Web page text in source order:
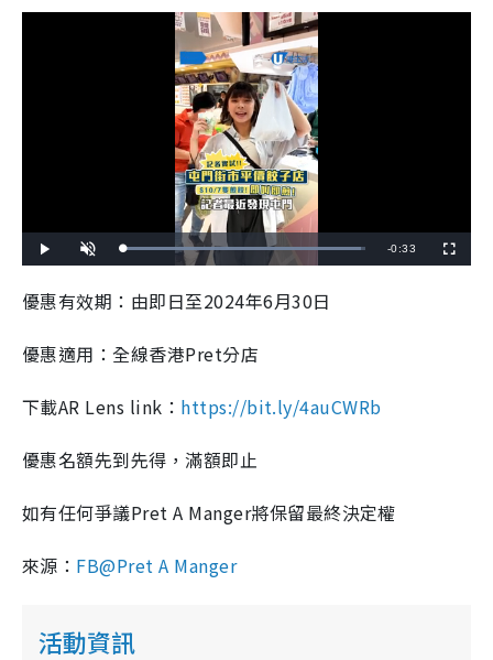
l
n
t
e
L
o
e
d
.
1
R
g
-0:33
u
優惠有效期：由即日至2024年6月30日
優惠適用：全線香港Pret分店
下載AR Lens link： https://bit.ly/4auCWRb
優惠名額先到先得，滿額即止
如有任何爭議Pret A Manger將保留最終決定權
來源： FB@Pret A Manger
活動資訊